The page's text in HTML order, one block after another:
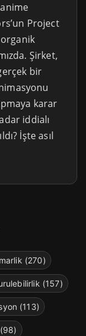
Project
Şirket,
bir
karar
iddialı
İşte asıl
(270)
(157)
(113)